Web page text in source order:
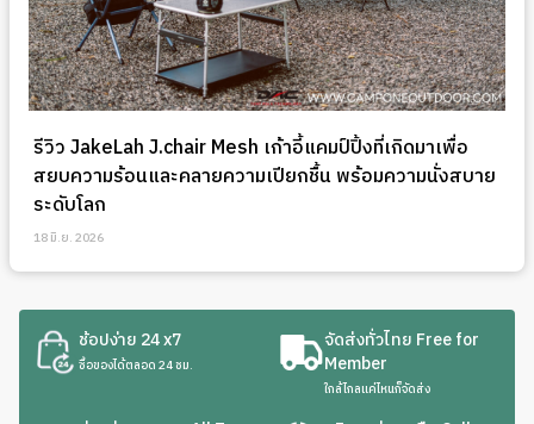
รีวิว JakeLah J.chair Mesh เก้าอี้แคมป์ปิ้งที่เกิดมาเพื่อ
สยบความร้อนและคลายความเปียกชื้น พร้อมความนั่งสบาย
ระดับโลก
18 มิ.ย. 2026
ช้อปง่าย 24 x7
ซื้อของได้ตลอด 24 ชม.
จัดส่งทั่วไทย Free for
Member
ใกล้ไกลแค่ไหนก็จัดส่ง